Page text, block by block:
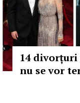
14 divorțuri
nu se vor